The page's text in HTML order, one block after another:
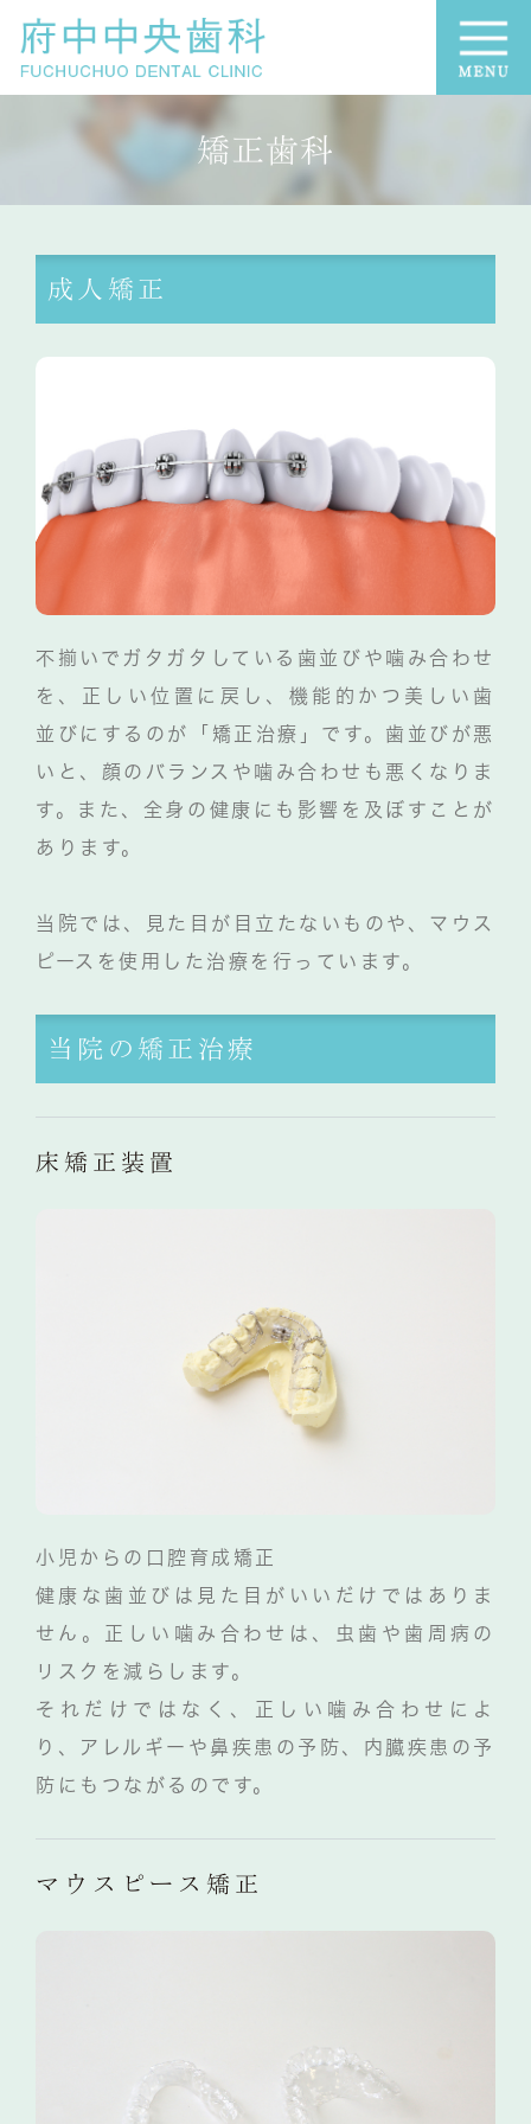
矯正歯科
成人矯正
不揃いでガタガタしている歯並びや噛み合わせ
を、正しい位置に戻し、機能的かつ美しい歯
並びにするのが「矯正治療」です。歯並びが悪
いと、顔のバランスや噛み合わせも悪くなりま
す。また、全身の健康にも影響を及ぼすことが
あります。
当院では、見た目が目立たないものや、マウス
ピースを使用した治療を行っています。
当院の矯正治療
床矯正装置
小児からの口腔育成矯正
健康な歯並びは見た目がいいだけではありま
せん。正しい噛み合わせは、虫歯や歯周病の
リスクを減らします。
それだけではなく、正しい噛み合わせによ
り、アレルギーや鼻疾患の予防、内臓疾患の予
防にもつながるのです。
マウスピース矯正